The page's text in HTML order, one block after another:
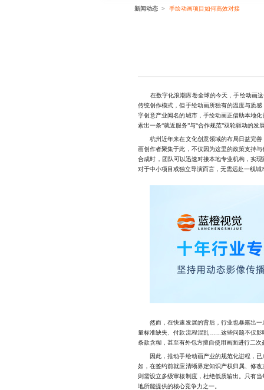
新闻动态 手绘动画项目如何高效对接
在数字化浪潮席卷全球的今天，手绘动画这
传统创作模式，但手绘动画所独有的温度与质
字创意产业闻名的城市，手绘动画正借助本地
索出一条“就近服务”与“合作规范”双轮驱动的
杭州近年来在文化创意领域的布局日益完善
画创作者聚集于此，不仅因为这里的政策支持
合成时，团队可以迅速对接本地专业机构，实
对于中小项目或独立导演而言，无需远赴一线
然而，在快速发展的背后，行业也暴露出一
量标准缺失、付款流程混乱……这些问题不仅影
条款含糊，甚至有外包方擅自使用画面进行二
因此，推动手绘动画产业的规范化进程，已
如，在签约前就应清晰界定知识产权归属、修
则需设立多级审核制度，杜绝低质输出。只有
地所能提供的核心竞争力之一。